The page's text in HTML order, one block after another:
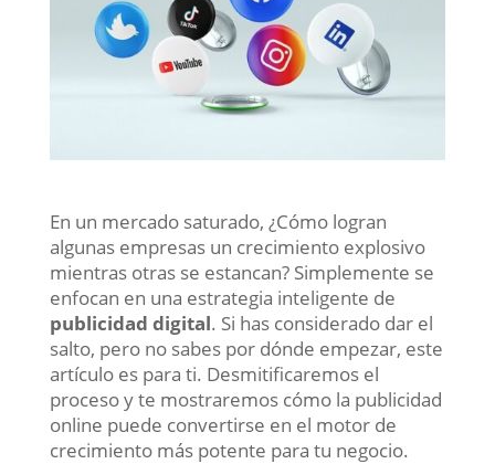
En un mercado saturado, ¿Cómo logran
algunas empresas un crecimiento explosivo
mientras otras se estancan? Simplemente se
enfocan en una estrategia inteligente de
publicidad digital. Si has considerado dar el
salto, pero no sabes por dónde empezar, este
artículo es para ti. Desmitificaremos el
proceso y te mostraremos cómo la publicidad
online puede convertirse en el motor de
crecimiento más potente para tu negocio.